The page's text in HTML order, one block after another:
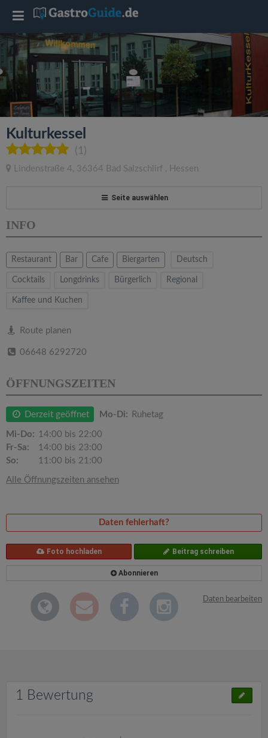
Kulturkessel
(1)
Lindenstraße 4, 36364 Bad Salzschlirf , Hessen
Seite auswählen
INFO
Restaurant Bar Cafe Biergarten Deutsch
Cocktails Longdrinks Bürgerlich Regional
Kaffee und Kuchen
Route planen
06648 6292720
ÖFFNUNGSZEITEN
Derzeit geöffnet Mo-Di: Ruhetag
Mi-Do: 14:00 bis 22:00
Fr-Sa:
14:00 bis 23:00
So:
11:00 bis 21:00
Alle Öffnungszeiten ansehen
Daten fehlerhaft?
Foto hochladen Beitrag schreiben
Abonnieren
Daten bearbeiten
1 Bewertung
T
g
g
l
e
a
v
i
g
t